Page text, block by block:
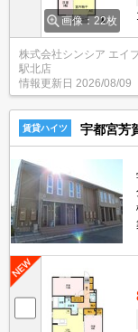
画像：22枚
株式会社シンシア エイ
駅北店
情報更新日 2026/08/09
賃貸ハイツ 宇都宮芳